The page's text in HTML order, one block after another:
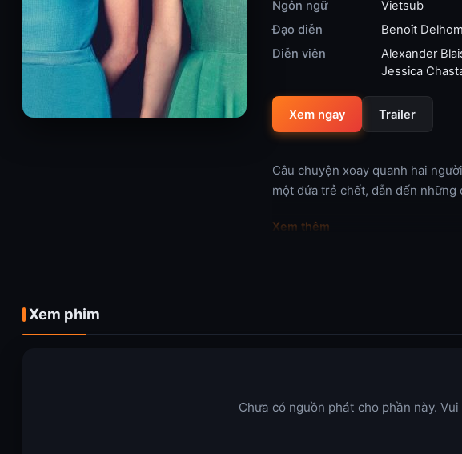
Ngôn ngữ
Vietsub
Đạo diễn
Benoît
Diễn viên
Alexander
Jessica
Xem ngay Trailer
Câu chuyện xoay quanh hai
một đứa trẻ chết, dẫn đến những
Xem thêm
Xem phim
Chưa có nguồn phát cho phần này.